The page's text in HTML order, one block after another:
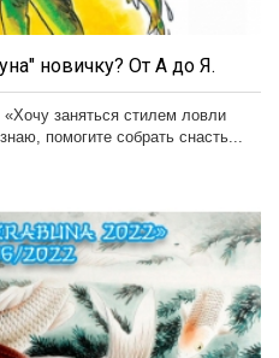
новичку? От А до Я.
заняться стилем ловли
помогите собрать снасть...